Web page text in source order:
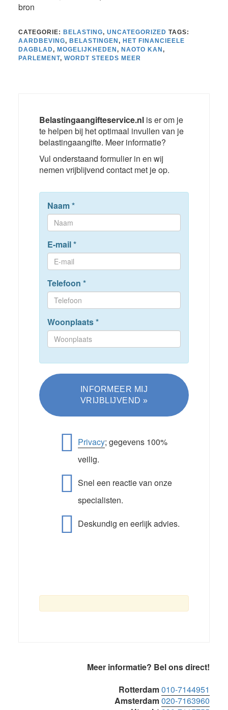
bron
CATEGORIE: BELASTING, UNCATEGORIZED TAGS:
AARDBEVING, BELASTINGEN, HET FINANCIEELE
DAGBLAD, MOGELIJKHEDEN, NAOTO KAN,
PARLEMENT, WORDT STEEDS MEER
Belastingaangifteservice.nlis er om je
te helpen bij het optimaal invullen van je
belastingaangifte. Meer informatie?
Vul onderstaand formulier in en wij
nemen vrijblijvend contact met je op.
Naam*
E-mail*
Telefoon *
Woonplaats*
Privacy; gegevens 100%
veilig.
Snel een reactie van onze
specialisten.
Deskundig en eerlijk advies.
Meer informatie? Bel ons direct!
Rotterdam010-7144951
Amsterdam020-7163960